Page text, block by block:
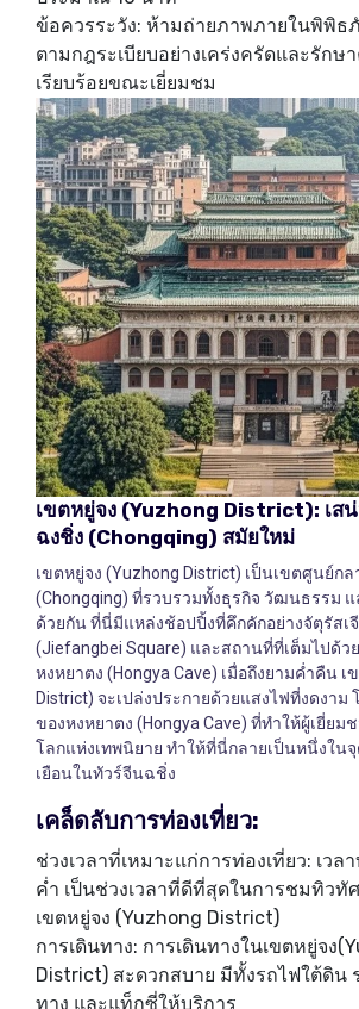
ข้อควรระวัง: ห้ามถ่ายภาพภายในพิพิ
ตามกฎระเบียบอย่างเคร่งครัดและรักษ
เรียบร้อยขณะเยี่ยมชม
เขตหยู่จง (Yuzhong District): เส
ฉงชิ่ง (Chongqing) สมัยใหม่
เขตหยู่จง (Yuzhong District) เป็นเขตศูนย์ก
(Chongqing) ที่รวบรวมทั้งธุรกิจ วัฒนธรรม
ด้วยกัน ที่นี่มีแหล่งช้อปปิ้งที่คึกคักอย่างจัตุรัสเ
(Jiefangbei Square) และสถานที่ที่เต็มไปด้ว
หงหยาตง (Hongya Cave) เมื่อถึงยามค่ำคืน เ
District) จะเปล่งประกายด้วยแสงไฟที่งดงาม
ของหงหยาตง (Hongya Cave) ที่ทำให้ผู้เยี่ยม
โลกแห่งเทพนิยาย ทำให้ที่นี่กลายเป็นหนึ่งในจุ
เยือนในทัวร์จีนฉชิ่ง
เคล็ดลับการท่องเที่ยว:
ช่วงเวลาที่เหมาะแก่การท่องเที่ยว: เวล
ค่ำ เป็นช่วงเวลาที่ดีที่สุดในการชมทิว
เขตหยู่จง (Yuzhong District)
การเดินทาง: การเดินทางในเขตหยู่จง
District) สะดวกสบาย มีทั้งรถไฟใต้ดิน
ทาง และแท็กซี่ให้บริการ